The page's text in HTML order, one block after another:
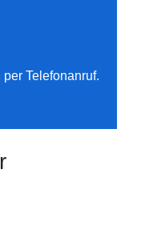
Telefonanruf.